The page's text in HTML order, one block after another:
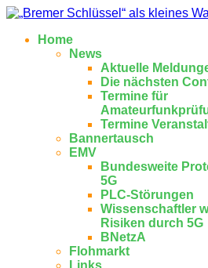
Home
News
Aktuelle
Die nächsten
Termine für
Termine
Bannertausch
EMV
Bundesweite
5G
PLC-Störungen
Wissenschaftler
Risiken durch 5G
BNetzA
Flohmarkt
Links